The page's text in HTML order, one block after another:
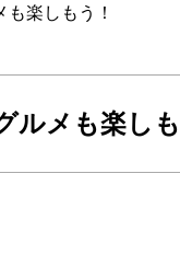
も楽しもう！
ルメも楽しも